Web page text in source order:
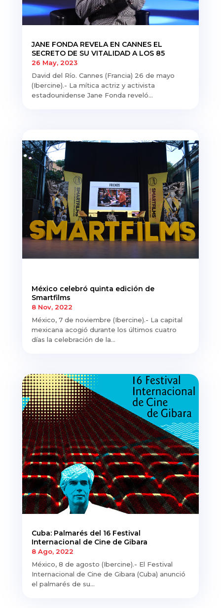
JANE FONDA REVELA EN CANNES EL
SECRETO DE SU VITALIDAD A LOS 85
26 May, 2023
David del Río. Cannes (Francia) 26 de mayo
(Ibercine).- La mítica actriz y activista
estadounidense Jane Fonda reveló...
México celebró quinta edición de
Smartfilms
8 Nov, 2022
México, 7 de noviembre (Ibercine).- La capital
mexicana acogió durante los últimos cuatro
días la celebración de la...
Cuba: Palmarés del 16 Festival
Internacional de Cine de Gibara
8 Ago, 2022
México, 8 de agosto (Ibercine).- El Festival
Internacional de Cine de Gibara (Cuba) anunció
el palmarés de su...